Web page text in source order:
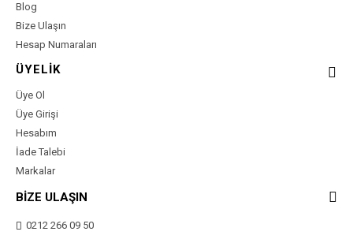
Blog
Bize Ulaşın
Hesap Numaraları
ÜYELİK
Üye Ol
Üye Girişi
Hesabım
İade Talebi
Markalar
BİZE ULAŞIN
0212 266 09 50